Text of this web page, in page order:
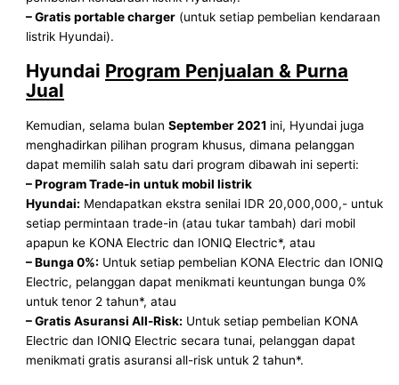
– Gratis portable charger (untuk setiap pembelian kendaraan
listrik Hyundai).
Hyundai Program Penjualan & Purna
Jual
Kemudian, selama bulanSeptember 2021 ini, Hyundai juga
menghadirkan pilihan program khusus, dimana pelanggan
dapat memilih salah satu dari program dibawah ini seperti:
– Program Trade-in untuk mobil listrik
Hyundai: Mendapatkan ekstra senilai IDR 20,000,000,- untuk
setiap permintaan trade-in (atau tukar tambah) dari mobil
apapun ke KONA Electric dan IONIQ Electric*, atau
– Bunga 0%: Untuk setiap pembelian KONA Electric dan IONIQ
Electric, pelanggan dapat menikmati keuntungan bunga 0%
untuk tenor 2 tahun*, atau
– Gratis Asuransi All-Risk: Untuk setiap pembelian KONA
Electric dan IONIQ Electric secara tunai, pelanggan dapat
menikmati gratis asuransi all-risk untuk 2 tahun*.